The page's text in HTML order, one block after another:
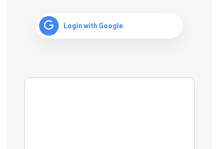
Login with Google